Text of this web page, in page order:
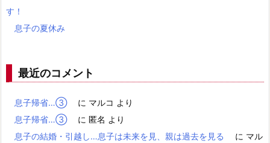
す！
息子の夏休み
最近のコメント
息子帰省…③ に マルコ より
息子帰省…③
に 匿名 より
息子の結婚・引越し…息子は未来を見、親は過去を見る
に マル